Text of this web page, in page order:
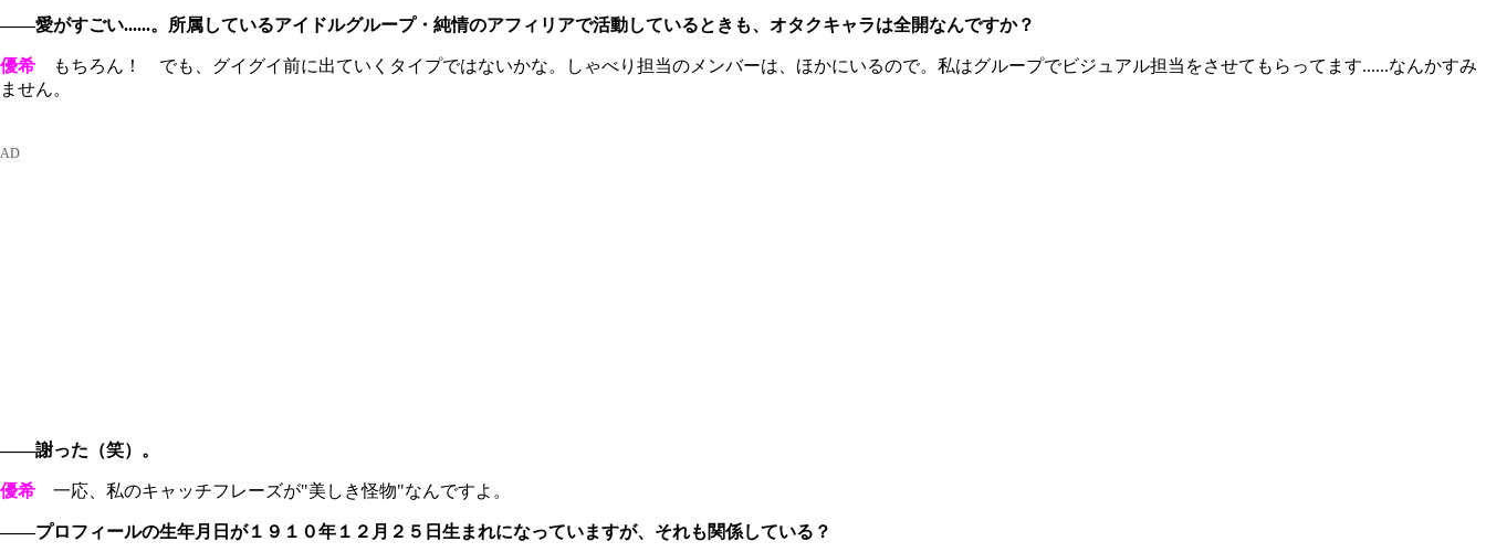
――愛がすごい......。所属しているアイドルグループ・純情のアフィリアで活動しているときも、オタクキャラは全開なんですか？
優希 もちろん！ でも、グイグイ前に出ていくタイプではないかな。しゃべり担当のメンバーは、ほかにいるので。私はグループでビジュアル担当をさせてもらってます......なんかすみ
ません。
――謝った（笑）。
優希 一応、私のキャッチフレーズが"美しき怪物"なんですよ。
――プロフィールの生年月日が１９１０年１２月２５日生まれになっていますが、それも関係している？